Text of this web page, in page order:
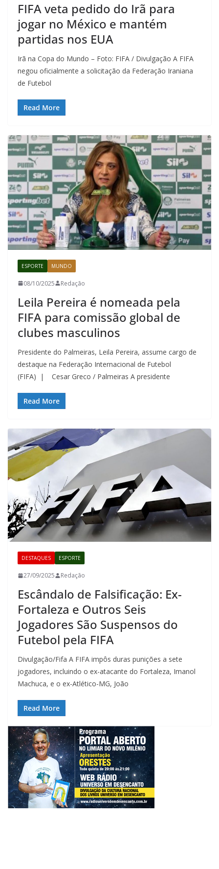
FIFA veta pedido do Irã para
jogar no México e mantém
partidas nos EUA
Irã na Copa do Mundo – Foto: FIFA / Divulgação A FIFA
negou oficialmente a solicitação da Federação Iraniana
de Futebol
Read More
ESPORTE MUNDO
08/10/2025 Redação
Leila Pereira é nomeada pela
FIFA para comissão global de
clubes masculinos
Presidente do Palmeiras, Leila Pereira, assume cargo de
destaque na Federação Internacional de Futebol
(FIFA) | Cesar Greco / Palmeiras A presidente
Read More
DESTAQUES ESPORTE
27/09/2025 Redação
Escândalo de Falsificação: Ex-
Fortaleza e Outros Seis
Jogadores São Suspensos do
Futebol pela FIFA
Divulgação/Fifa A FIFA impôs duras punições a sete
jogadores, incluindo o ex-atacante do Fortaleza, Imanol
Machuca, e o ex-Atlético-MG, João
Read More